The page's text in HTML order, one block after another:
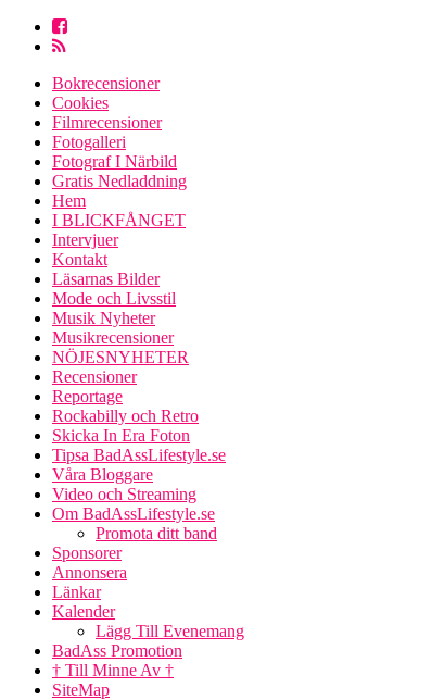
Bokrecensioner
Cookies
Filmrecensioner
Fotogalleri
Fotograf I Närbild
Gratis Nedladdning
Hem
I BLICKFÅNGET
Intervjuer
Kontakt
Läsarnas Bilder
Mode och Livsstil
Musik Nyheter
Musikrecensioner
NÖJESNYHETER
Recensioner
Reportage
Rockabilly och Retro
Skicka In Era Foton
Tipsa BadAssLifestyle.se
Våra Bloggare
Video och Streaming
Om BadAssLifestyle.se
Promota ditt band
Sponsorer
Annonsera
Länkar
Kalender
Lägg Till Evenemang
BadAss Promotion
† Till Minne Av †
SiteMap